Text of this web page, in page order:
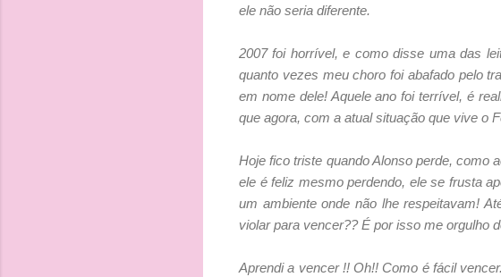
ele não seria diferente.
2007 foi horrível, e como disse uma das
quanto vezes meu choro foi abafado pelo
em nome dele! Aquele ano foi terrível, é
que agora, com a atual situação que vive o
Hoje fico triste quando Alonso perde, como
ele é feliz mesmo perdendo, ele se frusta
um ambiente onde não lhe respeitavam!
violar para vencer?? É por isso me orgulho
Aprendi a vencer !! Oh!! Como é fácil